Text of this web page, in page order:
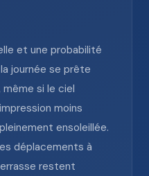
et une probabilité
journée se prête
si le ciel
moins
ensoleillée.
déplacements à
restent